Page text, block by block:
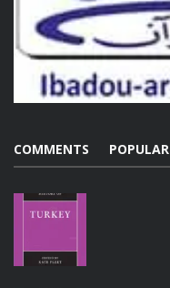
POPULAR
COMMENTS